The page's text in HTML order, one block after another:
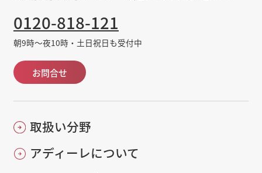
0120-818-121
朝9時～夜10時・土日祝日も受付中
お問合せ
取扱い分野
アディーレについて